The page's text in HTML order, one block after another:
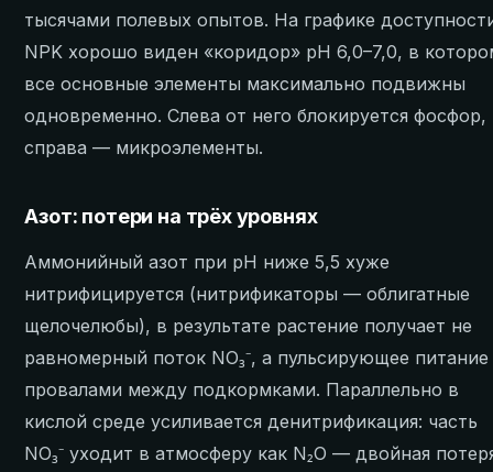
тысячами полевых опытов. На графике
NPK хорошо виден «коридор» pH 6,0–7,0, в
все основные элементы максимально подвижны
одновременно. Слева от него блокируется фосфор,
справа — микроэлементы.
Азот: потери на трёх уровнях
Аммонийный азот при pH ниже 5,5 хуже
нитрифицируется (нитрификаторы — облигатные
щелочелюбы), в результате растение получает не
равномерный поток NO₃⁻, а пульсирующее питание
провалами между подкормками. Параллельно в
кислой среде усиливается денитрификация: часть
NO₃⁻ уходит в атмосферу как N₂O — двойная